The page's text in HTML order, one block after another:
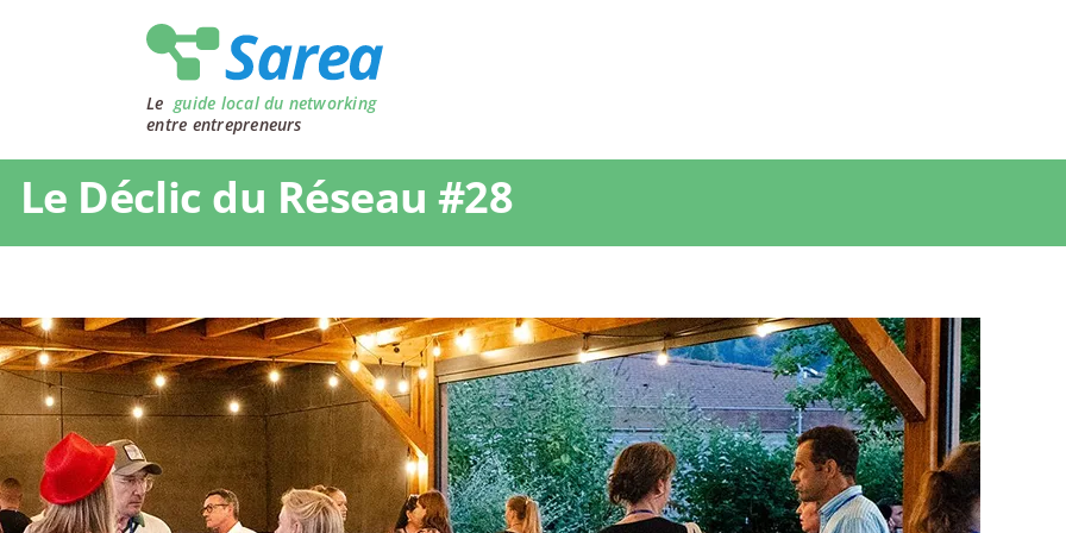
Le guide local du networking
entre entrepreneurs
Le Déclic du Réseau #28